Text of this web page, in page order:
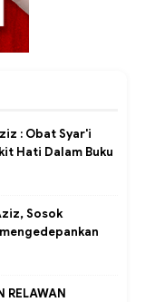
: Obat Syar'i
Hati Dalam Buku
Sosok
RELAWAN